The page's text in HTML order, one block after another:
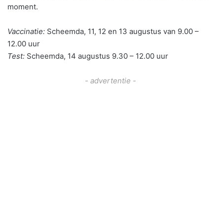
moment.
Vaccinatie: Scheemda, 11, 12 en 13 augustus van 9.00 –
12.00 uur
Test: Scheemda, 14 augustus 9.30 – 12.00 uur
- advertentie -